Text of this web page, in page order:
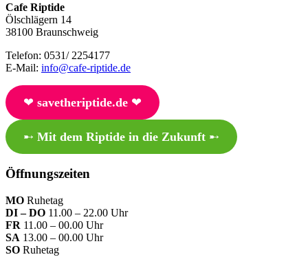
Cafe Riptide
Ölschlägern 14
38100 Braunschweig
Telefon: 0531/ 2254177
E-Mail: info@cafe-riptide.de
❤︎ savetheriptide.de❤︎
➸ Mit dem Riptide in die Zukunft➸
Öffnungszeiten
MO Ruhetag
DI – DO 11.00 – 22.00 Uhr
FR 11.00 – 00.00 Uhr
SA 13.00 – 00.00 Uhr
SO Ruhetag